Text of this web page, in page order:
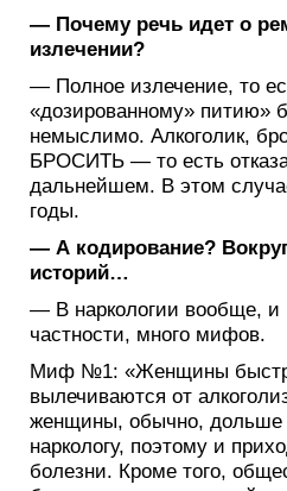
— Почему речь идет о
излечении?
— Полное излечение, то
«дозированному» питию»
немыслимо. Алкоголик,
БРОСИТЬ — то есть
дальнейшем. В этом
годы.
— А кодирование?
историй…
— В наркологии вообще, и
частности, много мифов.
Миф №1: «Женщины
вылечиваются от
женщины, обычно, дольше
наркологу, поэтому и
болезни. Кроме того,